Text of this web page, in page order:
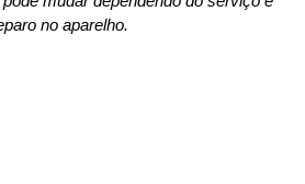
no aparelho.